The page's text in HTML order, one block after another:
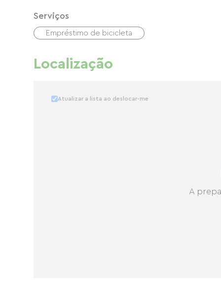
Serviços
Empréstimo de bicicleta
Localização
A
Atualizar a lista ao deslocar-me